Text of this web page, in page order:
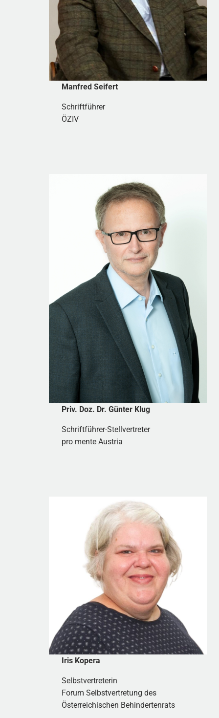
Manfred Seifert
Schriftführer
ÖZIV
Priv. Doz. Dr. Günter Klug
Schriftführer-Stellvertreter
pro mente Austria
Iris Kopera
Selbstvertreterin
Forum Selbstvertretung des
Österreichischen Behindertenrats